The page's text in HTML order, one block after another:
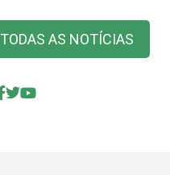
TODAS AS NOTÍCIAS